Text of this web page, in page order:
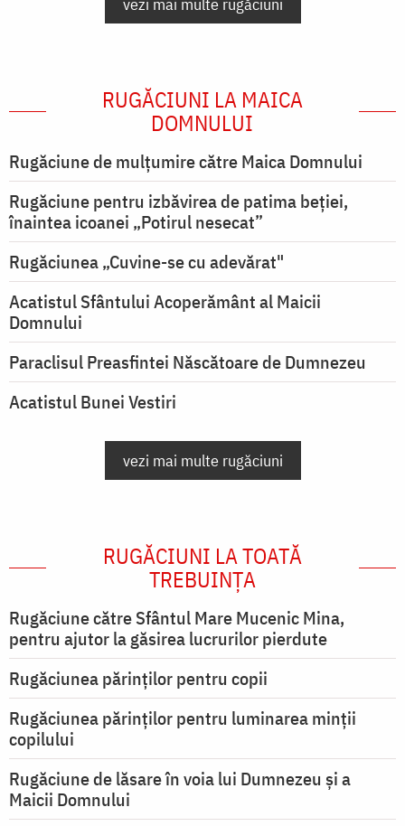
vezi mai multe rugăciuni
RUGĂCIUNI LA MAICA
DOMNULUI
Rugăciune de mulţumire către Maica Domnului
Rugăciune pentru izbăvirea de patima beției,
înaintea icoanei „Potirul nesecat”
Rugăciunea „Cuvine-se cu adevărat"
Acatistul Sfântului Acoperământ al Maicii
Domnului
Paraclisul Preasfintei Născătoare de Dumnezeu
Acatistul Bunei Vestiri
vezi mai multe rugăciuni
RUGĂCIUNI LA TOATĂ
TREBUINȚA
Rugăciune către Sfântul Mare Mucenic Mina,
pentru ajutor la găsirea lucrurilor pierdute
Rugăciunea părinților pentru copii
Rugăciunea părinților pentru luminarea minţii
copilului
Rugăciune de lăsare în voia lui Dumnezeu şi a
Maicii Domnului